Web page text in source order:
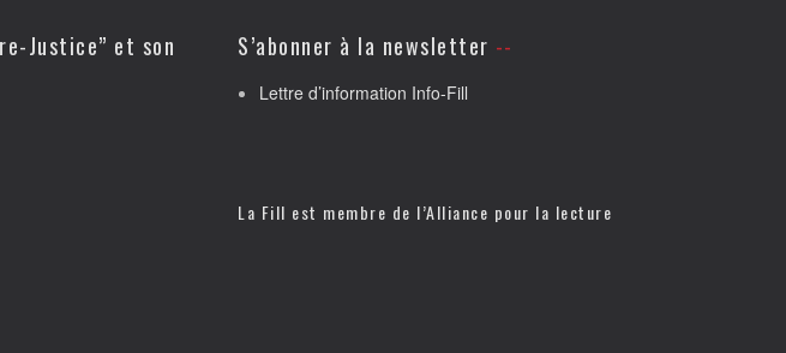
Justice” et son
S’abonner à la newsletter
Lettre d’information Info-Fill
La Fill est membre de l’Alliance pour la lecture